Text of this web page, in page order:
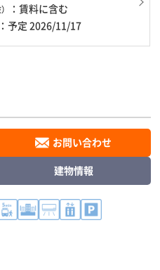
：賃料に含む
予定 2026/11/17
お問い合わせ
建物情報